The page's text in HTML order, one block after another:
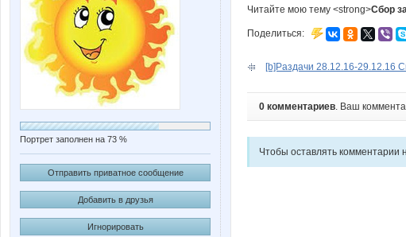
Портрет заполнен на 73 %
Отправить приватное сообщение
Добавить в друзья
Игнорировать
Читайте мою тему <strong>Сбор
Поделиться:
[b]Раздачи 28.12.16-29.12.16
0 комментариев. Ваш
Чтобы оставлять комментарии